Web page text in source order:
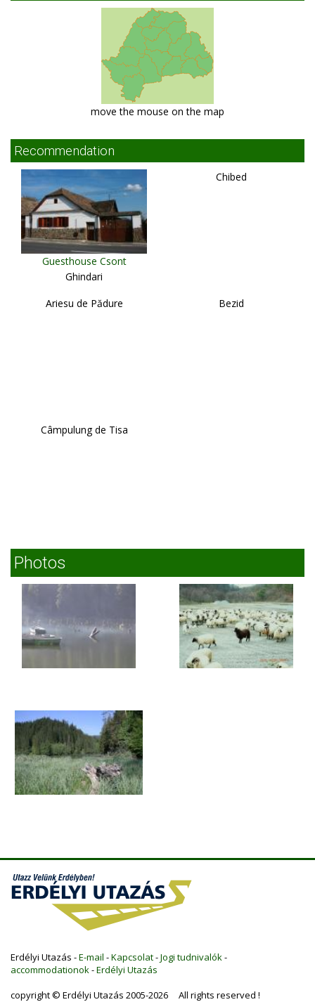
move the mouse on the map
Recommendation
Guesthouse Csont
Ghindari
Chibed
Ariesu de Pădure Bezid
Câmpulung de Tisa
Photos
Erdélyi Utazás -E-mail -Kapcsolat-Jogi tudnivalók-
accommodationok-Erdélyi Utazás
copyright © Erdélyi Utazás 2005-2026 All rights reserved !